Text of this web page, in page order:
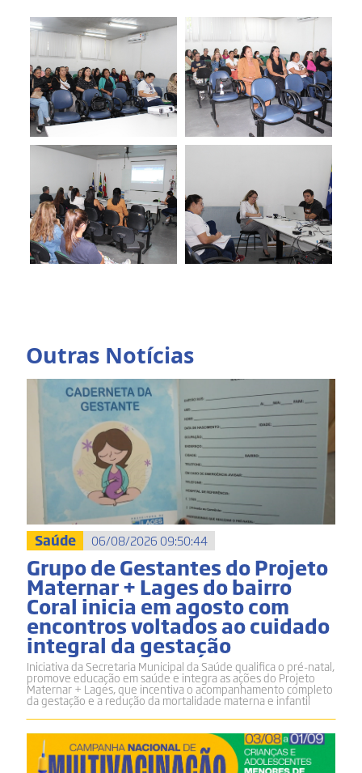
Outras Notícias
Saúde 06/08/2026 09:50:44
Grupo de Gestantes do Projeto
Maternar + Lages do bairro
Coral inicia em agosto com
encontros voltados ao cuidado
integral da gestação
Iniciativa da Secretaria Municipal da Saúde qualifica o pré-natal,
promove educação em saúde e integra as ações do Projeto
Maternar + Lages, que incentiva o acompanhamento completo
da gestação e a redução da mortalidade materna e infantil